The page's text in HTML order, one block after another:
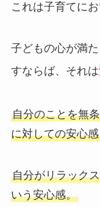
これは子育てに
子どもの心が満
すならば、それは
自分のことを無
に対しての安心
自分がリラック
いう安心感。